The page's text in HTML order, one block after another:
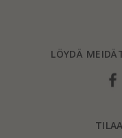
LÖYDÄ